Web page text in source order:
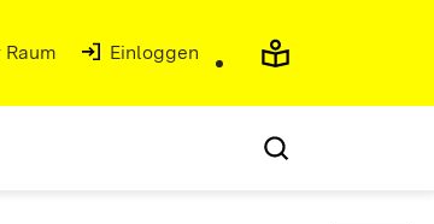
(Öffnet in neuem Fenster)
Einloggen